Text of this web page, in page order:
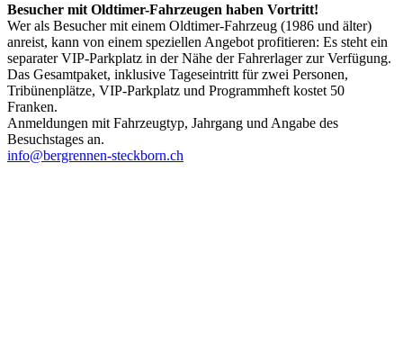
Besucher mit Oldtimer-Fahrzeugen haben Vortritt!
Wer als Besucher mit einem Oldtimer-Fahrzeug (1986 und älter)
anreist, kann von einem speziellen Angebot profitieren: Es steht ein
separater VIP-Parkplatz in der Nähe der Fahrerlager zur Verfügung.
Das Gesamtpaket, inklusive Tageseintritt für zwei Personen,
Tribünenplätze, VIP-Parkplatz und Programmheft kostet 50
Franken.
Anmeldungen mit Fahrzeugtyp, Jahrgang und Angabe des
Besuchstages an.
info@bergrennen-steckborn.ch